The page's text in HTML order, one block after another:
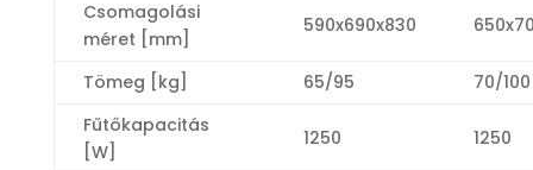
Csomagolási
méret [mm]
590x690x830
Tömeg [kg] 65/95
70/100
Fűtőkapacitás
[W]
1250 1250